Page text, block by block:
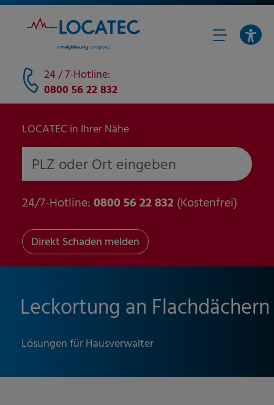
24 / 7-Hotline:
0800 56 22 832
Leckortung an Flachdächern
Lösungen für Hausverwalter
LOCATEC in Ihrer Nähe
PLZ oder Ort eingeben
24/7-Hotline:0800 56 22 832(Kostenfrei)
Direkt Schaden melden